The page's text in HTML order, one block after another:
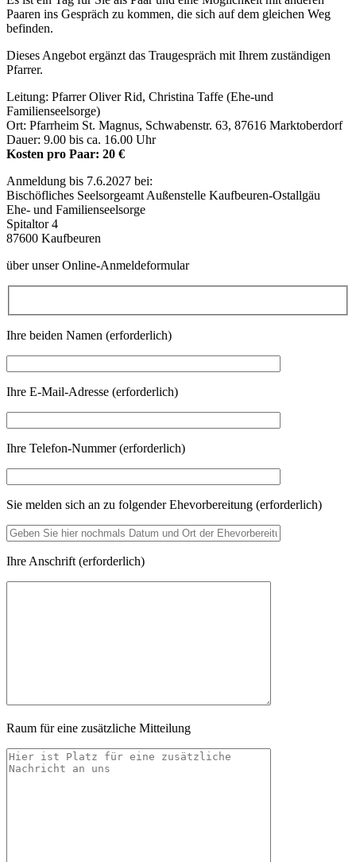
Paaren ins Gespräch zu kommen, die sich auf dem gleichen Weg
befinden.
Dieses Angebot ergänzt das Traugespräch mit Ihrem zuständigen
Pfarrer.
Leitung: Pfarrer Oliver Rid, Christina Taffe (Ehe-und
Familienseelsorge)
Ort: Pfarrheim St. Magnus, Schwabenstr. 63, 87616 Marktoberdorf
Dauer: 9.00 bis ca. 16.00 Uhr
Kosten pro Paar: 20 €
Anmeldung bis 7.6.2027 bei:
Bischöfliches Seelsorgeamt Außenstelle Kaufbeuren-Ostallgäu
Ehe- und Familienseelsorge
Spitaltor 4
87600 Kaufbeuren
über unser Online-Anmeldeformular
Ihre beiden Namen (erforderlich)
Ihre E-Mail-Adresse (erforderlich)
Ihre Telefon-Nummer (erforderlich)
Sie melden sich an zu folgender Ehevorbereitung (erforderlich)
Ihre Anschrift (erforderlich)
Raum für eine zusätzliche Mitteilung